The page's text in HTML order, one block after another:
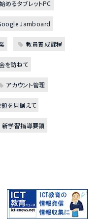
めるタブレットPC
Jamboard
教員養成課程
を訪ねて
アカウント管理
を見据えて
新学習指導要領